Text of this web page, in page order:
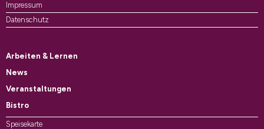
Impressum
Datenschutz
Arbeiten & Lernen
News
Veranstaltungen
Bistro
Speisekarte